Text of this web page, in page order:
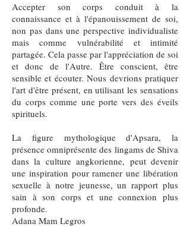
Accepter son corps conduit à la
connaissance et à l'épanouissement de soi,
non pas dans une perspective individualiste
mais comme vulnérabilité et intimité
partagée. Cela passe par l'appréciation de soi
et donc de l'Autre. Être conscient, être
sensible et écouter. Nous devrions pratiquer
l'art d'être présent, en utilisant les sensations
du corps comme une porte vers des éveils
spirituels.
La figure mythologique d'Apsara, la
présence omniprésente des lingams de Shiva
dans la culture angkorienne, peut devenir
une inspiration pour ramener une libération
sexuelle à notre jeunesse, un rapport plus
sain à son corps et une connexion plus
profonde.
Adana Mam Legros